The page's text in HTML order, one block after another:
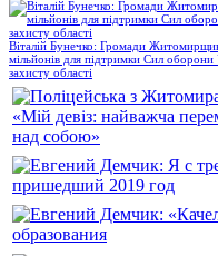
Віталій Бунечко: Громади
мільйонів для підтримки Сил оборони
захисту області